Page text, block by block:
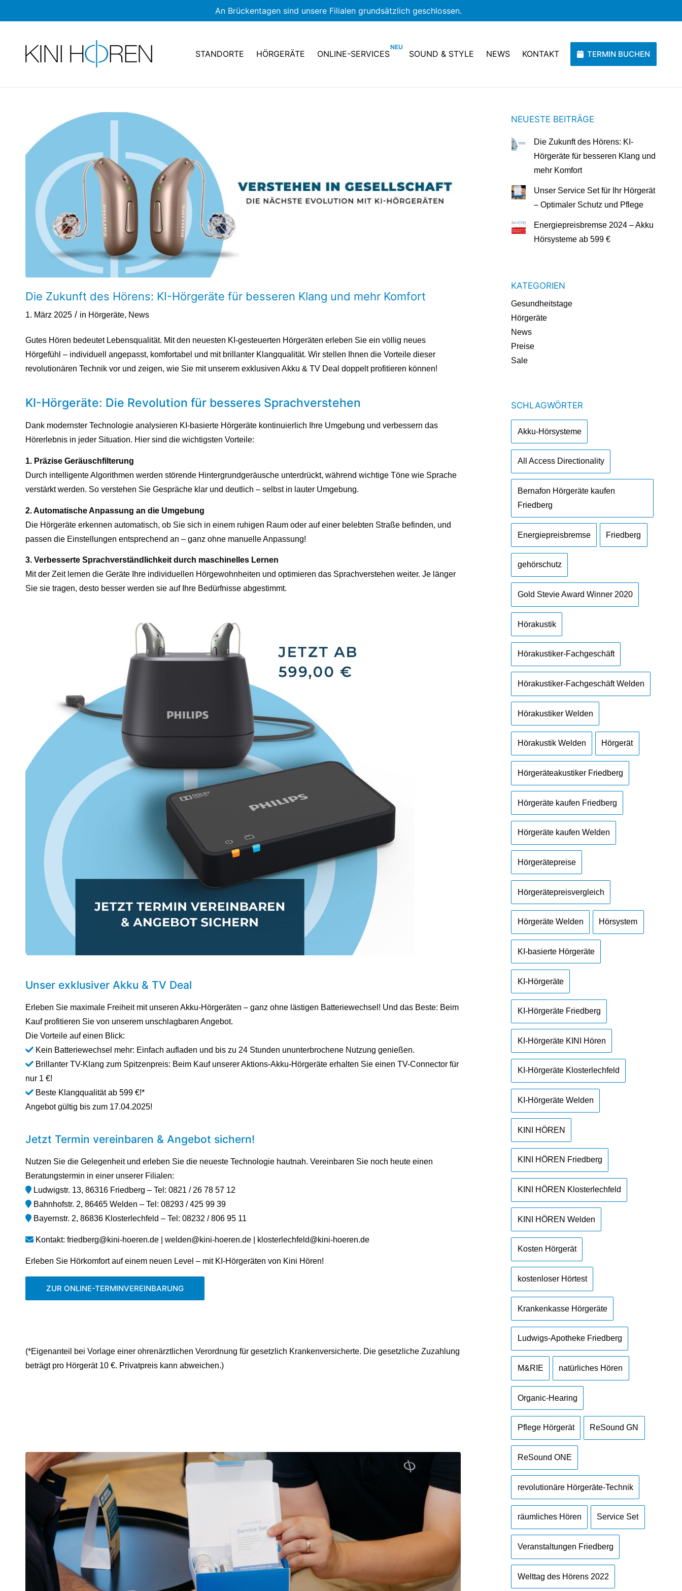
An Brückentagen sind unsere Filialen grundsätzlich geschlossen.
STANDORTE HÖRGERÄTE ONLINE-SERVICES SOUND & STYLE NEWS KONTAKT TERMIN BUCHEN
Die Zukunft des Hörens: KI-Hörgeräte für besseren Klang und mehr Komfort
1. März 2025 / in Hörgeräte, News
Gutes Hören bedeutet Lebensqualität. Mit den neuesten KI-gesteuerten Hörgeräten erleben Sie ein völlig neues
Hörgefühl – individuell angepasst, komfortabel und mit brillanter Klangqualität. Wir stellen Ihnen die Vorteile dieser
revolutionären Technik vor und zeigen, wie Sie mit unserem exklusiven Akku & TV Deal doppelt profitieren können!
KI-Hörgeräte: Die Revolution für besseres Sprachverstehen
Dank modernster Technologie analysieren KI-basierte Hörgeräte kontinuierlich Ihre Umgebung und verbessern das
Hörerlebnis in jeder Situation. Hier sind die wichtigsten Vorteile:
1. Präzise Geräuschfilterung
Durch intelligente Algorithmen werden störende Hintergrundgeräusche unterdrückt, während wichtige Töne wie Sprache
verstärkt werden. So verstehen Sie Gespräche klar und deutlich – selbst in lauter Umgebung.
2. Automatische Anpassung an die Umgebung
Die Hörgeräte erkennen automatisch, ob Sie sich in einem ruhigen Raum oder auf einer belebten Straße befinden, und
passen die Einstellungen entsprechend an – ganz ohne manuelle Anpassung!
3. Verbesserte Sprachverständlichkeit durch maschinelles Lernen
Mit der Zeit lernen die Geräte Ihre individuellen Hörgewohnheiten und optimieren das Sprachverstehen weiter. Je länger
Sie sie tragen, desto besser werden sie auf Ihre Bedürfnisse abgestimmt.
Unser exklusiver Akku & TV Deal
Erleben Sie maximale Freiheit mit unseren Akku-Hörgeräten – ganz ohne lästigen Batteriewechsel! Und das Beste: Beim
Kauf profitieren Sie von unserem unschlagbaren Angebot.
Die Vorteile auf einen Blick:
Kein Batteriewechsel mehr: Einfach aufladen und bis zu 24 Stunden ununterbrochene Nutzung genießen.
Brillanter TV-Klang zum Spitzenpreis: Beim Kauf unserer Aktions-Akku-Hörgeräte erhalten Sie einen TV-Connector für
nur 1 €!
Beste Klangqualität ab 599 €!*
Angebot gültig bis zum 17.04.2025!
Jetzt Termin vereinbaren & Angebot sichern!
Nutzen Sie die Gelegenheit und erleben Sie die neueste Technologie hautnah. Vereinbaren Sie noch heute einen
Beratungstermin in einer unserer Filialen:
Ludwigstr. 13, 86316 Friedberg – Tel: 0821 / 26 78 57 12
Bahnhofstr. 2, 86465 Welden – Tel: 08293 / 425 99 39
Bayernstr. 2, 86836 Klosterlechfeld – Tel: 08232 / 806 95 11
Kontakt: friedberg@kini-hoeren.de welden@kini-hoeren.de klosterlechfeld@kini-hoeren.de
Erleben Sie Hörkomfort auf einem neuen Level – mit KI-Hörgeräten von Kini Hören!
ZUR ONLINE-TERMINVEREINBARUNG
(*Eigenanteil bei Vorlage einer ohrenärztlichen Verordnung für gesetzlich Krankenversicherte. Die gesetzliche Zuzahlung
beträgt pro Hörgerät 10 €. Privatpreis kann abweichen.)
NEUESTE BEITRÄGE
Die Zukunft des Hörens: KI-
Hörgeräte für besseren Klang und
mehr Komfort
Unser Service Set für Ihr Hörgerät
– Optimaler Schutz und Pflege
Energiepreisbremse 2024 – Akku
Hörsysteme ab 599 €
KATEGORIEN
Gesundheitstage
Hörgeräte
News
Preise
Sale
SCHLAGWÖRTER
Akku-Hörsysteme
All Access Directionality
Bernafon Hörgeräte kaufen
Friedberg
Energiepreisbremse Friedberg
gehörschutz
Gold Stevie Award Winner 2020
Hörakustik
Hörakustiker-Fachgeschäft
Hörakustiker-Fachgeschäft Welden
Hörakustiker Welden
Hörakustik Welden Hörgerät
Hörgeräteakustiker Friedberg
Hörgeräte kaufen Friedberg
Hörgeräte kaufen Welden
Hörgerätepreise
Hörgerätepreisvergleich
Hörgeräte Welden Hörsystem
KI-basierte Hörgeräte
KI-Hörgeräte
KI-Hörgeräte Friedberg
KI-Hörgeräte KINI Hören
KI-Hörgeräte Klosterlechfeld
KI-Hörgeräte Welden
KINI HÖREN
KINI HÖREN Friedberg
KINI HÖREN Klosterlechfeld
KINI HÖREN Welden
Kosten Hörgerät
kostenloser Hörtest
Krankenkasse Hörgeräte
Ludwigs-Apotheke Friedberg
M&RIE natürliches Hören
Organic-Hearing
Pflege Hörgerät ReSound GN
ReSound ONE
revolutionäre Hörgeräte-Technik
räumliches Hören Service Set
Veranstaltungen Friedberg
Welttag des Hörens 2022